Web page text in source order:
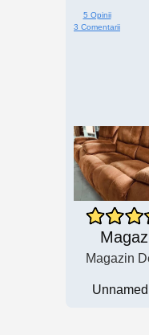
5 Opinii
3 Comentarii
Magazin